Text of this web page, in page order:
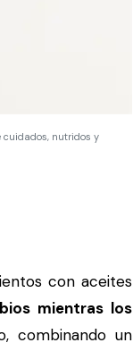
cuidados, nutridos y
con aceites
mientras los
combinando un